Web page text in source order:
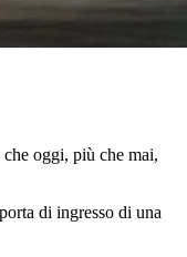
oggi, più che mai,
di ingresso di una